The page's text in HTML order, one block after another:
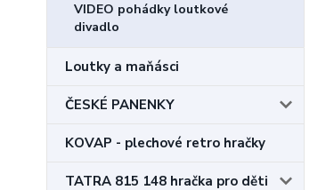
VIDEO pohádky loutkové
divadlo
Loutky a maňásci
ČESKÉ PANENKY
KOVAP - plechové retro hračky
TATRA 815 148 hračka pro děti